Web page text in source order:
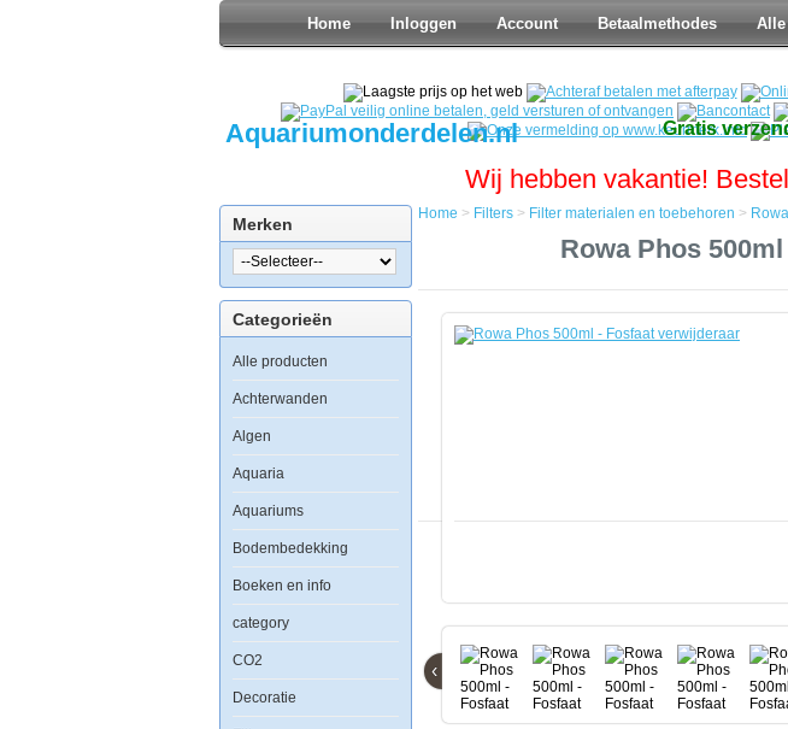
Home Inloggen Account Betaalmethodes
Aquariumonderdelen.nl Gratis
Wij hebben vakantie!
Merken
Categorieën
Alle producten
Achterwanden
Algen
Aquaria
Aquariums
Bodembedekking
Boeken en info
category
CO2
Decoratie
materialen
en
toebehoren
500ml
Fosfaat
verwijderaar
Home > Filters > Filter materialen en toebehoren >
Rowa Phos
‹